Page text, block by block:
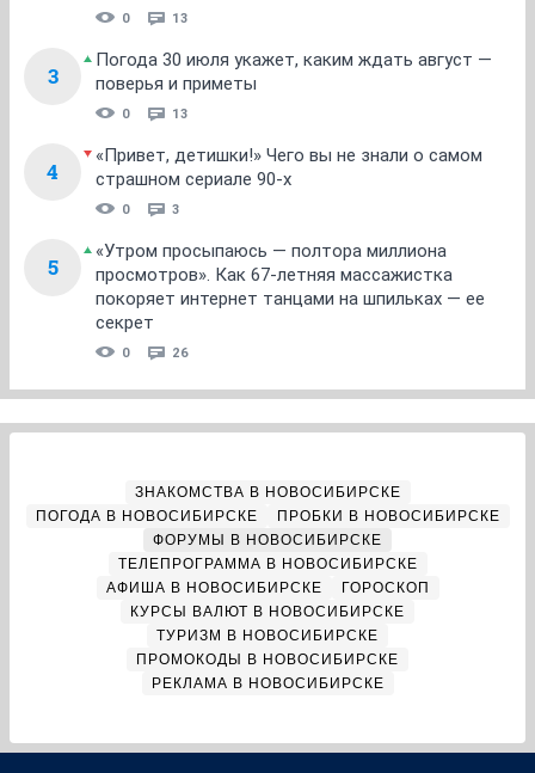
0 13
3
Погода 30 июля укажет, каким ждать август —
поверья и приметы
0 13
4
«Привет, детишки!» Чего вы не знали о самом
страшном сериале 90-х
0 3
5
«Утром просыпаюсь — полтора миллиона
просмотров». Как 67-летняя массажистка
покоряет интернет танцами на шпильках — ее
секрет
0 26
ЗНАКОМСТВА В НОВОСИБИРСКЕ
ПОГОДА В НОВОСИБИРСКЕ
ПРОБКИ В НОВОСИБИРСКЕ
ФОРУМЫ В НОВОСИБИРСКЕ
ТЕЛЕПРОГРАММА В НОВОСИБИРСКЕ
АФИША В НОВОСИБИРСКЕ
ГОРОСКОП
КУРСЫ ВАЛЮТ В НОВОСИБИРСКЕ
ТУРИЗМ В НОВОСИБИРСКЕ
ПРОМОКОДЫ В НОВОСИБИРСКЕ
РЕКЛАМА В НОВОСИБИРСКЕ